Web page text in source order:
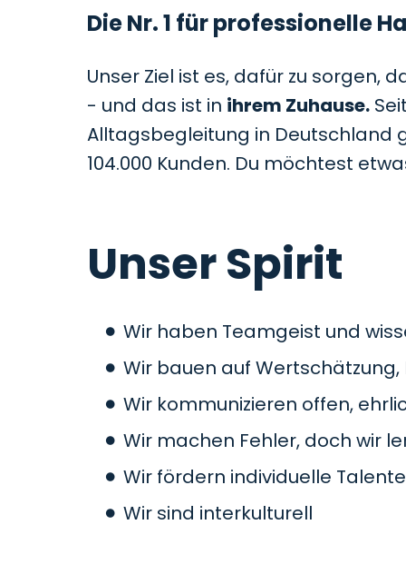
Die Nr. 1 für professionelle
Unser Ziel ist es, dafür zu sorgen,
- und das ist in ihrem Zuhause.
Alltagsbegleitung in Deutschland
104.000 Kunden. Du möchtest
Unser Spirit
Wir haben Teamgeist und
Wir bauen auf
Wir kommunizieren offen,
Wir machen Fehler, doch wir
Wir fördern individuelle Talente
Wir sind interkulturell